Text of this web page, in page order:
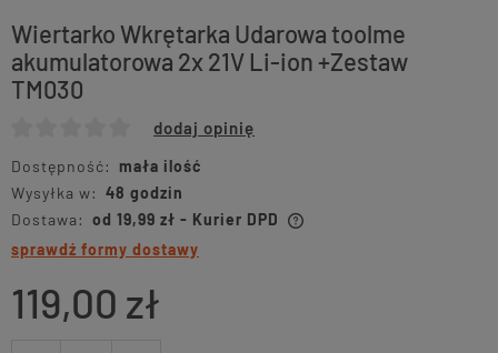
Wiertarko Wkrętarka Udarowa toolme
akumulatorowa 2x 21V Li-ion +Zestaw
TM030
dodaj opinię
Dostępność: mała ilość
Wysyłka w: 48 godzin
Dostawa: od 19,99 zł - Kurier DPD
sprawdź formy dostawy
119,00 zł